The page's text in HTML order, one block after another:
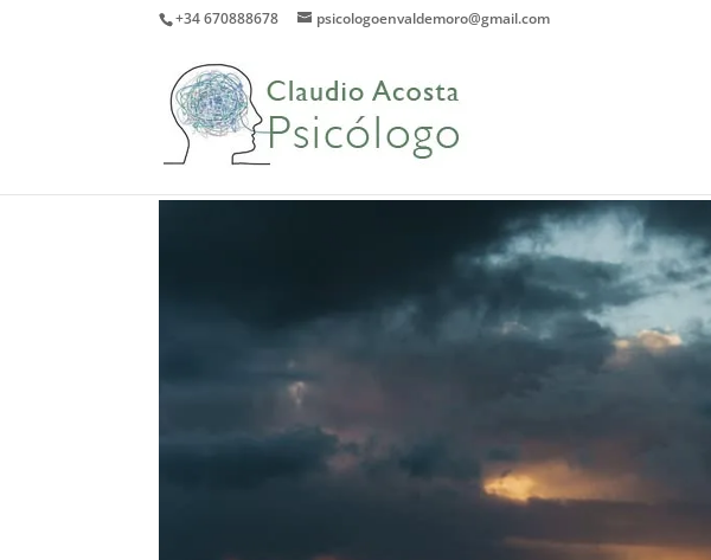
+34 670888678 psicologoenvaldemoro@gmail.com